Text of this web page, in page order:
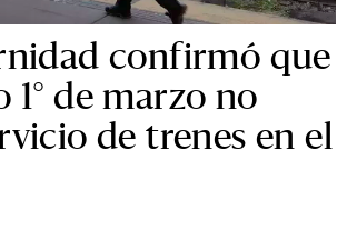
confirmó que
1° de marzo no
de trenes en el